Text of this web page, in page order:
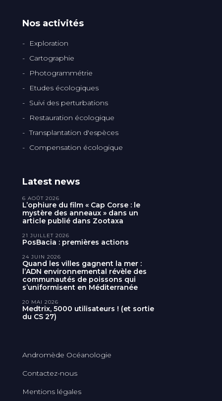
Nos activités
Exploration
Cartographie
Photogrammétrie
Etudes écologiques
Suivi des perturbations
Restauration écologique
Transplantation d'espèces
Compensation écologique
Latest news
L’ophiure du film « Cap Corse : le
mystère des anneaux » dans un
article publié dans Zootaxa
6 AOÛT 2026
PosBacia : premières actions
21 JUILLET 2026
Quand les villes gagnent la mer :
l’ADN environnemental révèle des
communautés de poissons qui
s’uniformisent en Méditerranée
24 JUIN 2026
Medtrix, 5000 utilisateurs ! (et sortie
du CS 27)
20 MAI 2026
Andromède Océanologie
Contactez-nous
Mentions légales